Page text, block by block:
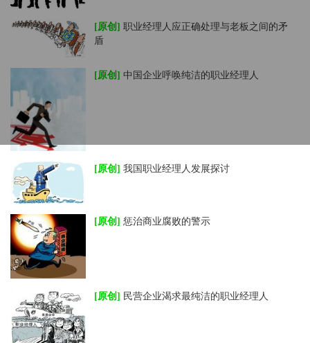
[原创] 职业经理人应正确处理与老板之间的矛
盾
[原创] 中国企业呼唤纯洁的职业经理人
[原创] 我国职业经理人发展探讨
[原创] 惩治商业腐败的警示
[原创] 民营企业渴求最纯洁的职业经理人